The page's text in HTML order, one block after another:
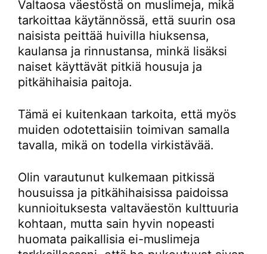
Valtaosa väestöstä on muslimeja, mikä
tarkoittaa käytännössä, että suurin osa
naisista peittää huivilla hiuksensa,
kaulansa ja rinnustansa, minkä lisäksi
naiset käyttävät pitkiä housuja ja
pitkähihaisia paitoja.
Tämä ei kuitenkaan tarkoita, että myös
muiden odotettaisiin toimivan samalla
tavalla, mikä on todella virkistävää.
Olin varautunut kulkemaan pitkissä
housuissa ja pitkähihaisissa paidoissa
kunnioituksesta valtaväestön kulttuuria
kohtaan, mutta sain hyvin nopeasti
huomata paikallisia ei-muslimeja